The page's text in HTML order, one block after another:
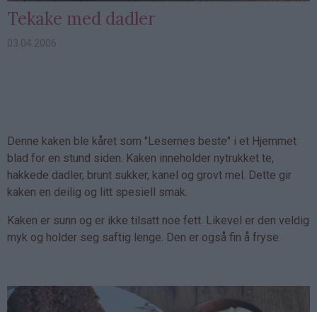
Tekake med dadler
03.04.2006
Denne kaken ble kåret som "Lesernes beste" i et Hjemmet
blad for en stund siden. Kaken inneholder nytrukket te,
hakkede dadler, brunt sukker, kanel og grovt mel. Dette gir
kaken en deilig og litt spesiell smak.
Kaken er sunn og er ikke tilsatt noe fett. Likevel er den veldig
myk og holder seg saftig lenge. Den er også fin å fryse.